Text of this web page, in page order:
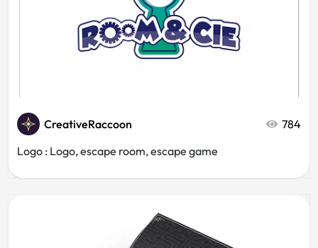
CreativeRaccoon
784
Logo : Logo, escape room, escape game